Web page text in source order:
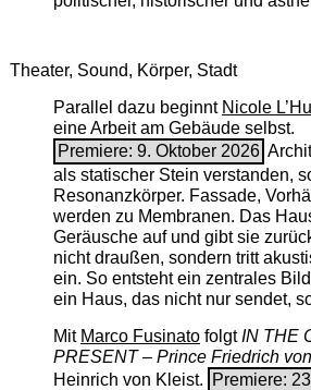
Theater, Sound, Körper, Stadt
Parallel dazu beginnt Nicole
eine Arbeit am Gebäude selbst.
Premiere: 9. Oktober 2026
als statischer Stein verstanden,
Resonanzkörper. Fassade,
werden zu Membranen. Das
Geräusche auf und gibt sie
nicht draußen, sondern tritt
ein. So entsteht ein zentrales
ein Haus, das nicht nur sendet,
Mit Marco FusinatofolgtIN THE
PRESENT – Prince Friedrich
Heinrich von Kleist.
Premiere: